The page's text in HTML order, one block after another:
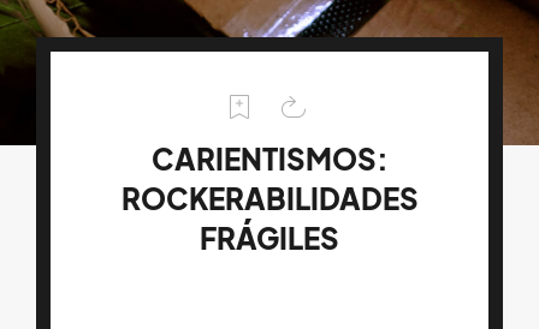
CARIENTISMOS:
ROCKERABILIDADES
FRÁGILES